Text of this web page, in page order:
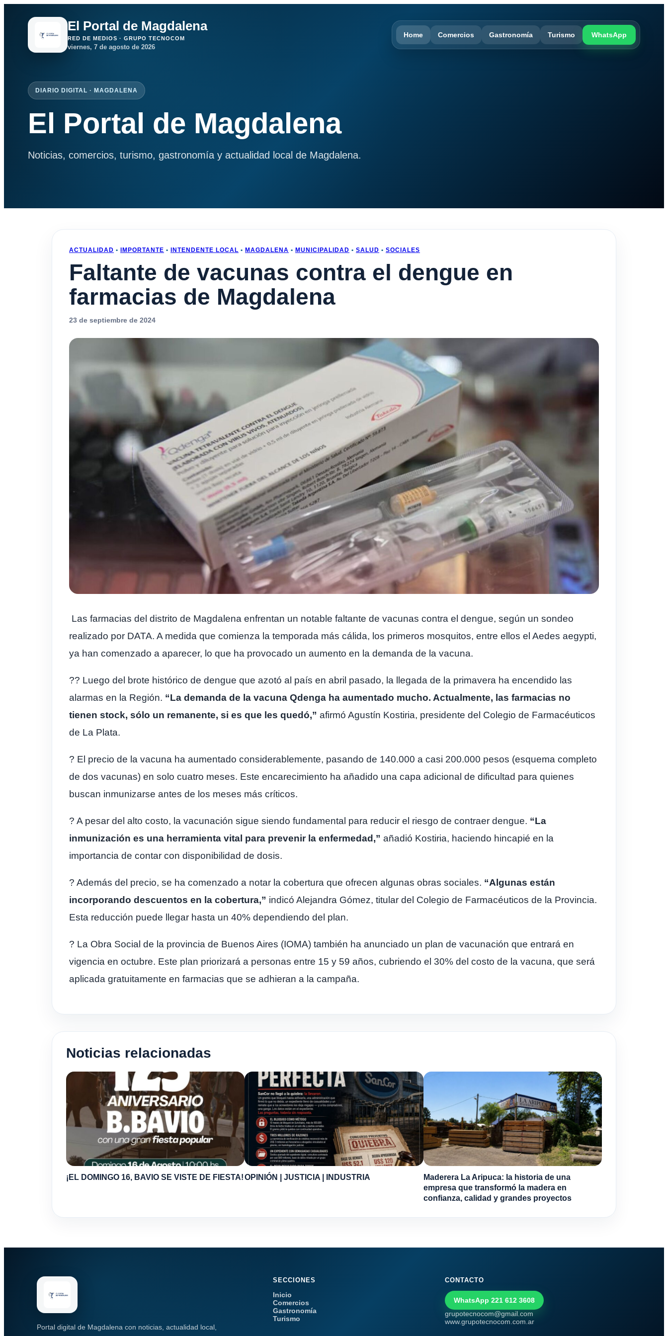
El Portal de Magdalena
RED DE MEDIOS · GRUPO TECNOCOM
viernes, 7 de agosto de 2026
Home Comercios Gastronomía Turismo WhatsApp
DIARIO DIGITAL · MAGDALENA
El Portal de Magdalena
Noticias, comercios, turismo, gastronomía y actualidad local de Magdalena.
ACTUALIDAD • IMPORTANTE • INTENDENTE LOCAL • MAGDALENA • MUNICIPALIDAD • SALUD • SOCIALES
Faltante de vacunas contra el dengue en
farmacias de Magdalena
23 de septiembre de 2024
Las farmacias del distrito de Magdalena enfrentan un notable faltante de vacunas contra el dengue, según un sondeo
realizado por DATA. A medida que comienza la temporada más cálida, los primeros mosquitos, entre ellos el Aedes aegypti,
ya han comenzado a aparecer, lo que ha provocado un aumento en la demanda de la vacuna.
?? Luego del brote histórico de dengue que azotó al país en abril pasado, la llegada de la primavera ha encendido las
alarmas en la Región. “La demanda de la vacuna Qdenga ha aumentado mucho. Actualmente, las farmacias no
tienen stock, sólo un remanente, si es que les quedó,” afirmó Agustín Kostiria, presidente del Colegio de Farmacéuticos
de La Plata.
? El precio de la vacuna ha aumentado considerablemente, pasando de 140.000 a casi 200.000 pesos (esquema completo
de dos vacunas) en solo cuatro meses. Este encarecimiento ha añadido una capa adicional de dificultad para quienes
buscan inmunizarse antes de los meses más críticos.
? A pesar del alto costo, la vacunación sigue siendo fundamental para reducir el riesgo de contraer dengue. “La
inmunización es una herramienta vital para prevenir la enfermedad,” añadió Kostiria, haciendo hincapié en la
importancia de contar con disponibilidad de dosis.
? Además del precio, se ha comenzado a notar la cobertura que ofrecen algunas obras sociales. “Algunas están
incorporando descuentos en la cobertura,” indicó Alejandra Gómez, titular del Colegio de Farmacéuticos de la Provincia.
Esta reducción puede llegar hasta un 40% dependiendo del plan.
? La Obra Social de la provincia de Buenos Aires (IOMA) también ha anunciado un plan de vacunación que entrará en
vigencia en octubre. Este plan priorizará a personas entre 15 y 59 años, cubriendo el 30% del costo de la vacuna, que será
aplicada gratuitamente en farmacias que se adhieran a la campaña.
Noticias relacionadas
¡EL DOMINGO 16, BAVIO SE VISTE DE FIESTA!OPINIÓN | JUSTICIA | INDUSTRIA
Maderera La Aripuca: la historia de una
empresa que transformó la madera en
confianza, calidad y grandes proyectos
Portal digital de Magdalena con noticias, actualidad local,
SECCIONES
Inicio
Comercios
Gastronomía
Turismo
CONTACTO
WhatsApp 221 612 3608
grupotecnocom@gmail.com
www.grupotecnocom.com.ar